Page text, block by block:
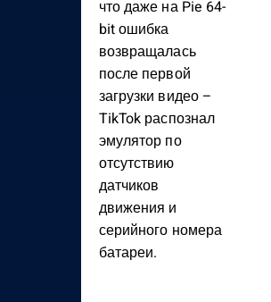
что даже на Pie 64-
bit ошибка
возвращалась
после первой
загрузки видео –
TikTok распознал
эмулятор по
отсутствию
датчиков
движения и
серийного номера
батареи.